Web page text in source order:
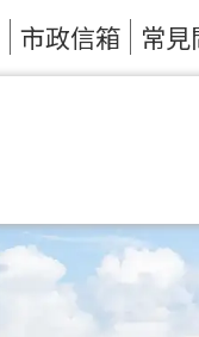
市政信箱 常見